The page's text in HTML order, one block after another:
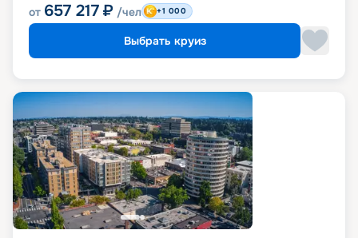
от 657 217 ₽ /чел +1 000
Выбрать круиз